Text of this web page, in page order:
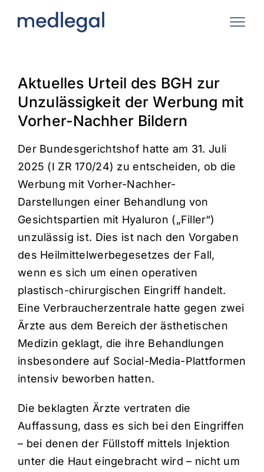
Inhalt
Aktuelles Urteil des BGH zur
Unzulässigkeit der Werbung mit
Vorher-Nachher Bildern
Der Bundesgerichtshof hatte am 31. Juli
2025 (I ZR 170/24) zu entscheiden, ob die
Werbung mit Vorher-Nachher-
Darstellungen einer Behandlung von
Gesichtspartien mit Hyaluron („Filler“)
unzulässig ist. Dies ist nach den Vorgaben
des Heilmittelwerbegesetzes der Fall,
wenn es sich um einen operativen
plastisch-chirurgischen Eingriff handelt.
Eine Verbraucherzentrale hatte gegen zwei
Ärzte aus dem Bereich der ästhetischen
Medizin geklagt, die ihre Behandlungen
insbesondere auf Social-Media-Plattformen
intensiv beworben hatten.
Die beklagten Ärzte vertraten die
Auffassung, dass es sich bei den Eingriffen
– bei denen der Füllstoff mittels Injektion
unter die Haut eingebracht wird – nicht um